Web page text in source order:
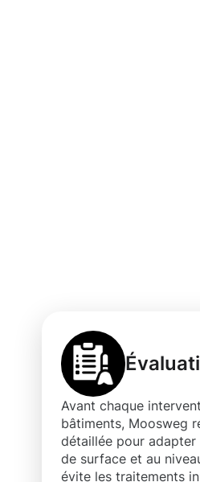
Avant chaque
bâtiments, Moosweg
détaillée pour
de surface et au
évite les traitements